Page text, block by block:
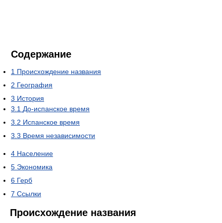
Содержание
1 Происхождение названия
2 География
3 История
3.1 До-испанское время
3.2 Испанское время
3.3 Время независимости
4 Население
5 Экономика
6 Герб
7 Ссылки
Происхождение названия